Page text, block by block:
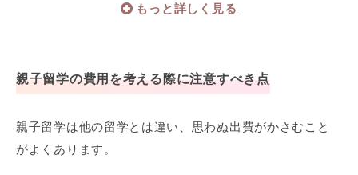
にはホームステイもオススメですよ♪
たり約1,500ドル（約15万円）。
の部屋は、約2,500ドル（約25万円）ほどです。
親子留学の費用を考える際に注意すべき点
親子留学は他の留学とは違い、思わぬ出費がかさむこと
がよくあります。